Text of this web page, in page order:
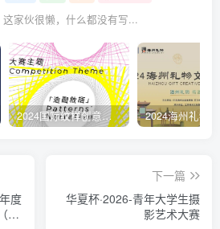
这家伙很懒，什么都没有写...
2024国际纹样创意设计大赛(ICPDC2024)
度
初
下一篇
华夏杯·2026-青年大学生摄
影艺术大赛